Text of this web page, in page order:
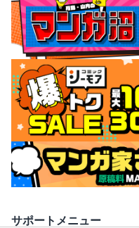
サポートメニュー